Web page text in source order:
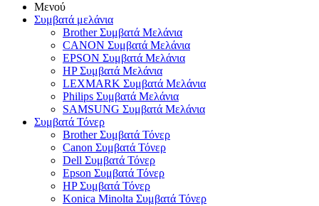
Μενού
Συμβατά μελάνια
Brother Συμβατά Μελάνια
CANON Συμβατά Μελάνια
EPSON Συμβατά Μελάνια
HP Συμβατά Μελάνια
LEXMARK Συμβατά Μελάνια
Philips Συμβατά Μελάνια
SAMSUNG Συμβατά Μελάνια
Συμβατά Τόνερ
Brother Συμβατά Τόνερ
Canon Συμβατά Τόνερ
Dell Συμβατά Τόνερ
Epson Συμβατά Τόνερ
HP Συμβατά Τόνερ
Konica Minolta Συμβατά Τόνερ